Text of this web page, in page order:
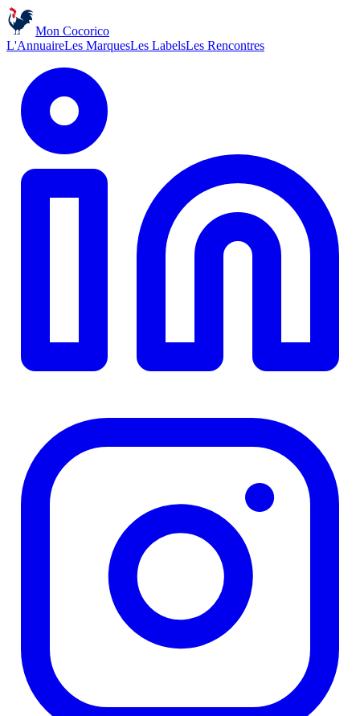
Mon Cocorico
L'AnnuaireLes MarquesLes LabelsLes Rencontres